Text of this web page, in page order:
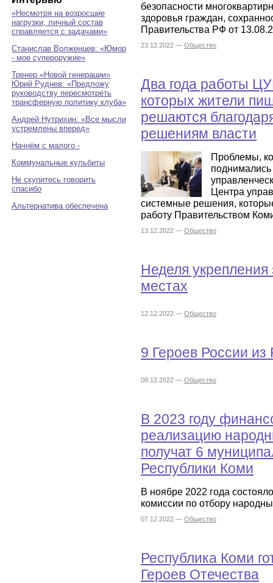
«Несмотря на возросшие
нагрузки, личный состав
справляется с задачами»
Станислав Волженцев: «Юмор
- мое супероружие»
Тренер «Новой генерации»
Юрий Руднев: «Предложу
руководству пересмотреть
трансферную политику клуба»
Андрей Нутрихин: «Все мысли
устремлены вперед»
Начнём с малого -
Коммунальные кульбиты
Не скупитесь говорить
спасибо
Альтернатива обеспечена
безопасности
здоровья граждан,
Правительства РФ от
23.12.2022 — Общество
Два года работы
которых жители
решаются
решениям власти
Проблемы,
поднимались
Центра
системные решения,
работу Правительством
13.12.2022 — Общество
Неделя
местах
12.12.2022 — Общество
9 Героев России
08.12.2022 — Общество
В 2023 году
реализацию
получат 6
Республики Коми
В ноябре 2022 года
комиссии по отбору
07.12.2022 — Общество
Республика Коми
Героев Отечества